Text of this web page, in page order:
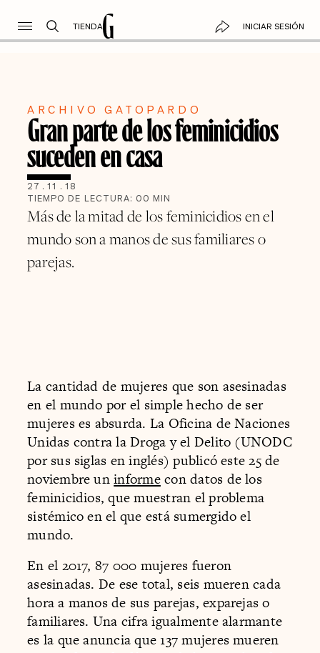
TIENDA INICIAR SESIÓN
ARCHIVO GATOPARDO
Gran parte de los feminicidios
suceden en casa
27 . 11 . 18
TIEMPO DE LECTURA: 00 MIN
Más de la mitad de los feminicidios en el
mundo son a manos de sus familiares o
parejas.
La cantidad de mujeres que son asesinadas
en el mundo por el simple hecho de ser
mujeres es absurda. La Oficina de Naciones
Unidas contra la Droga y el Delito (UNODC
por sus siglas en inglés) publicó este 25 de
noviembre uninformecon datos de los
feminicidios, que muestran el problema
sistémico en el que está sumergido el
mundo.
En el 2017, 87 000 mujeres fueron
asesinadas. De ese total, seis mueren cada
hora a manos de sus parejas, exparejas o
familiares. Una cifra igualmente alarmante
es la que anuncia que 137 mujeres mueren